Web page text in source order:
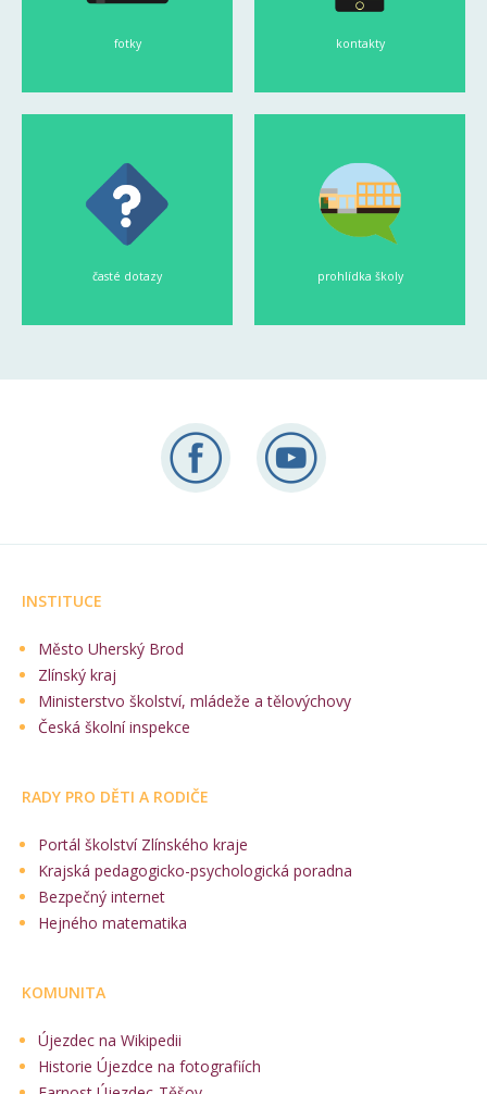
fotky kontakty
časté dotazy prohlídka školy
INSTITUCE
Město Uherský Brod
Zlínský kraj
Ministerstvo školství, mládeže a tělovýchovy
Česká školní inspekce
RADY PRO DĚTI A RODIČE
Portál školství Zlínského kraje
Krajská pedagogicko-psychologická poradna
Bezpečný internet
Hejného matematika
KOMUNITA
Újezdec na Wikipedii
Historie Újezdce na fotografiích